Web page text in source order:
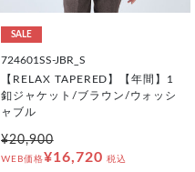
SALE
724601SS-JBR_S
【RELAX TAPERED】【年間】1
釦ジャケット/ブラウン/ウォッシ
ャブル
¥20,900
WEB価格¥16,720 税込